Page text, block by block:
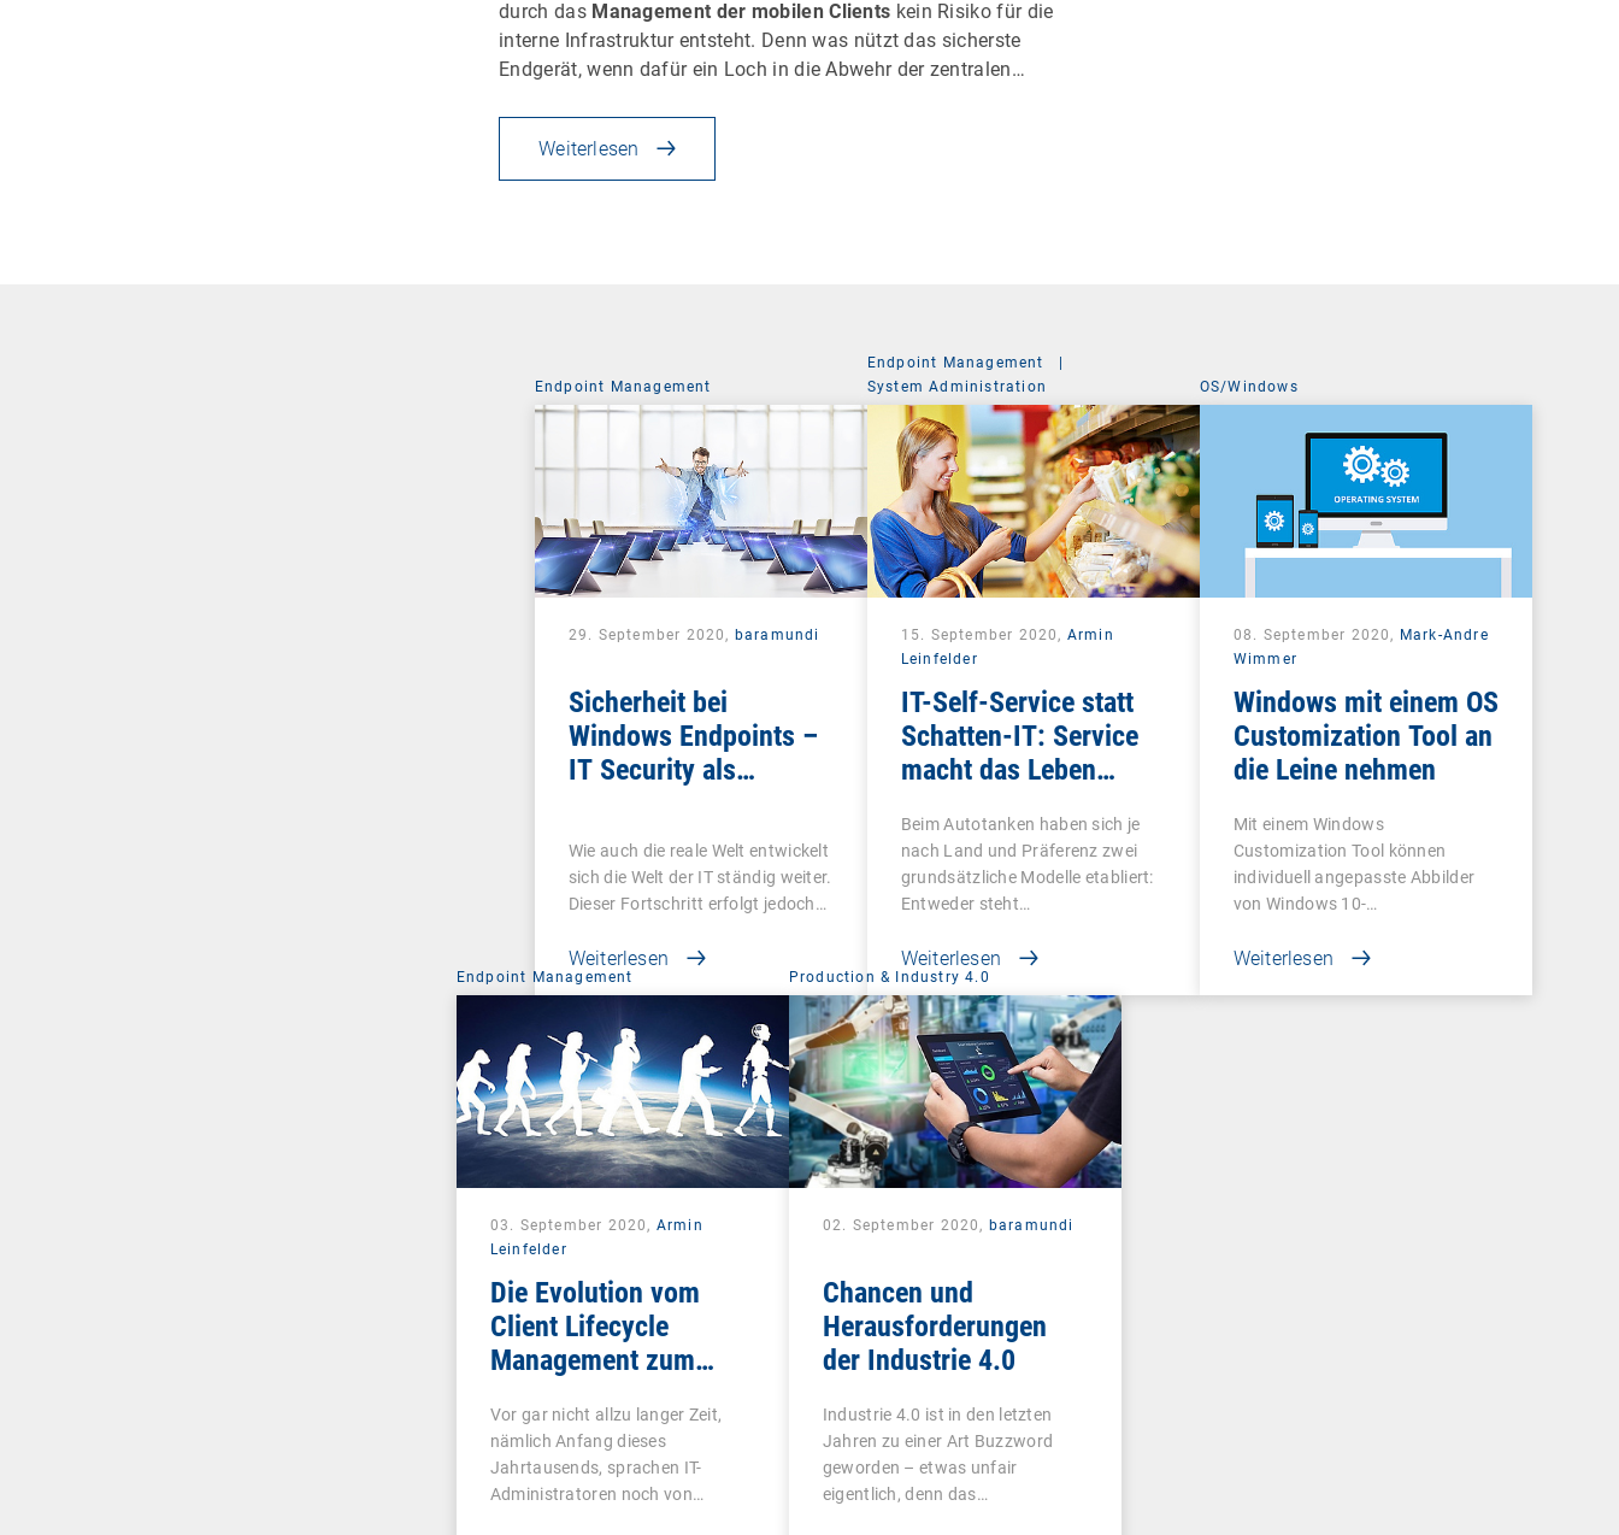
durch das Management der mobilen Clients kein Risiko für die
interne Infrastruktur entsteht. Denn was nützt das sicherste
Endgerät, wenn dafür ein Loch in die Abwehr der zentralen…
Weiterlesen
Endpoint Management
29. September 2020, baramundi
Sicherheit bei
Windows Endpoints –
IT Security als
Konzept
Wie auch die reale Welt entwickelt
sich die Welt der IT ständig weiter.
Dieser Fortschritt erfolgt jedoch…
Weiterlesen
Endpoint Management
|
System Administration
15. September 2020, Armin
Leinfelder
IT-Self-Service statt
Schatten-IT: Service
macht das Leben
Beim Autotanken haben sich je
nach Land und Präferenz zwei
grundsätzliche Modelle etabliert:
Entweder steht…
Weiterlesen
OS/Windows
08. September 2020, Mark-Andre
Wimmer
Windows mit einem OS
Customization Tool an
die Leine nehmen
Mit einem Windows
Customization Tool können
individuell angepasste Abbilder
von Windows 10-
Weiterlesen
Endpoint Management
03. September 2020, Armin
Leinfelder
Die Evolution vom
Client Lifecycle
Management zum
Management
Vor gar nicht allzu langer Zeit,
nämlich Anfang dieses
Jahrtausends, sprachen IT-
Administratoren noch von…
Production & Industry 4.0
02. September 2020, baramundi
Chancen und
Herausforderungen
der Industrie 4.0
Industrie 4.0 ist in den letzten
Jahren zu einer Art Buzzword
geworden – etwas unfair
eigentlich, denn das…